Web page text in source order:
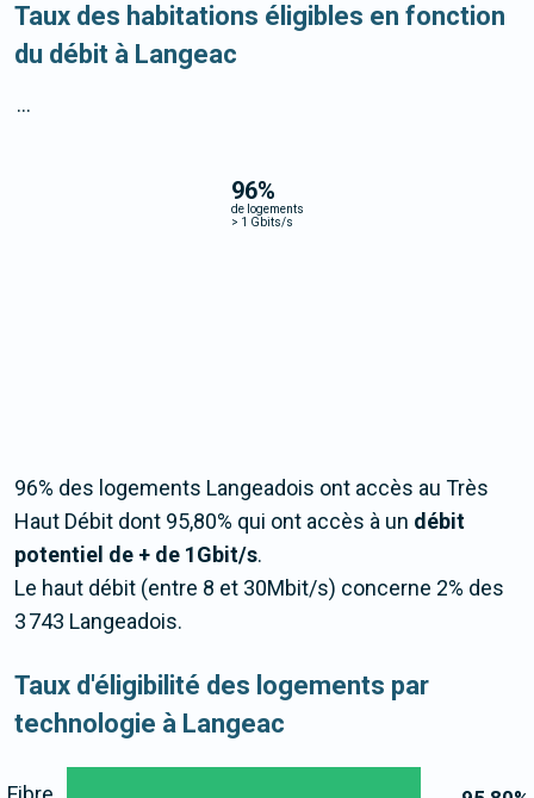
Taux des habitations éligibles en fonction
du débit à Langeac
96%
de logements
> 1 Gbits/s
...
96% des logements Langeadois ont accès au Très
Haut Débit dont 95,80% qui ont accès à un débit
potentiel de + de 1Gbit/s.
Le haut débit (entre 8 et 30Mbit/s) concerne 2% des
3 743 Langeadois.
Taux d'éligibilité des logements par
technologie à Langeac